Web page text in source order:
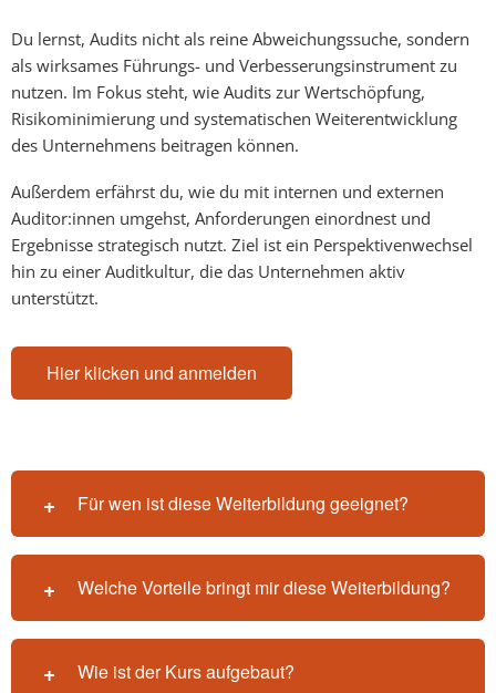
Du lernst, Audits nicht als reine Abweichungssuche, sondern
als wirksames Führungs- und Verbesserungsinstrument zu
nutzen. Im Fokus steht, wie Audits zur Wertschöpfung,
Risikominimierung und systematischen Weiterentwicklung
des Unternehmens beitragen können.
Außerdem erfährst du, wie du mit internen und externen
Auditor:innen umgehst, Anforderungen einordnest und
Ergebnisse strategisch nutzt. Ziel ist ein Perspektivenwechsel
hin zu einer Auditkultur, die das Unternehmen aktiv
unterstützt.
Hier klicken und anmelden
Für wen ist diese Weiterbildung geeignet?
Welche Vorteile bringt mir diese Weiterbildung?
Wie ist der Kurs aufgebaut?